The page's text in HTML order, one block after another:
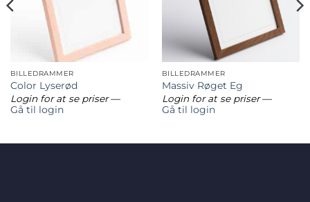
BILLEDRAMMER
Color Lyserød
Login for at se priser—
Gå til login
BILLEDRAMMER
Massiv Røget Eg
Login for at se priser—
Gå til login